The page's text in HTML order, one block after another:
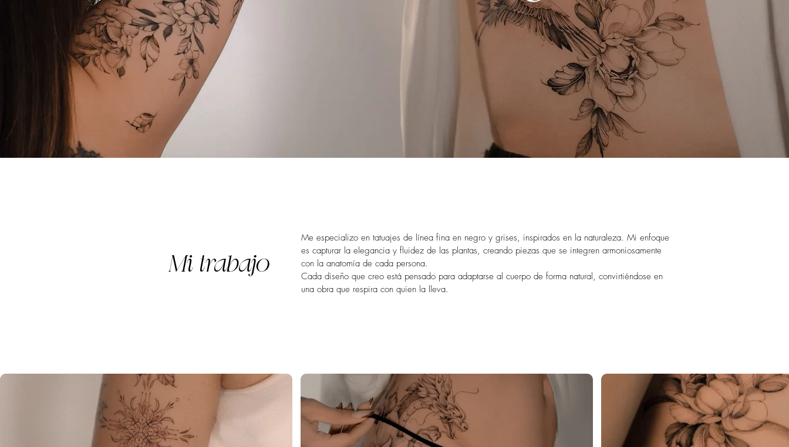
Mi trabajo
Me especializo en tatuajes de línea fina en negro y grises, inspirados en la naturaleza. Mi enfoque
es capturar la elegancia y fluidez de las plantas, creando piezas que se integren armoniosamente
con la anatomía de cada persona.
Cada diseño que creo está pensado para adaptarse al cuerpo de forma natural, convirtiéndose en
una obra que respira con quien la lleva.